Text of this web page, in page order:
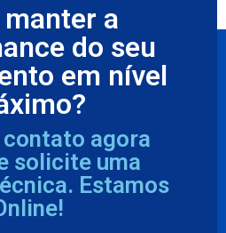
manter a
do seu
em nível
contato agora
solicite uma
Estamos